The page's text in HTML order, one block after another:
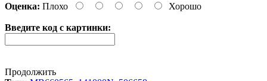
Оценка: Плохо Хорошо
Введите код с картинки:
Продолжить